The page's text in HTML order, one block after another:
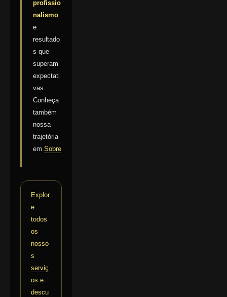
profissio
nalismo
e
resultado
s que
superam
expectati
vas.
Conheça
também
nossa
trajetória
em Sobre
.
Explor
e
todos
os
nosso
s
serviç
os e
descu